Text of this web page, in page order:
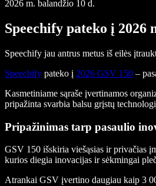
2026 m. balandžio 10 d.
Speechify pateko į 2026
Speechify jau antrus metus iš eilės
Speechify pateko į 2026 GSV 150 –
Kasmetiniame sąraše įvertinamos
pripažinta svarbia balsu grįstų
Pripažinimas tarp pasaulio
GSV 150 išskiria viešąsias ir privačias
kurios diegia inovacijas ir sėkmingai
Atrankai GSV įvertino daugiau kaip 3